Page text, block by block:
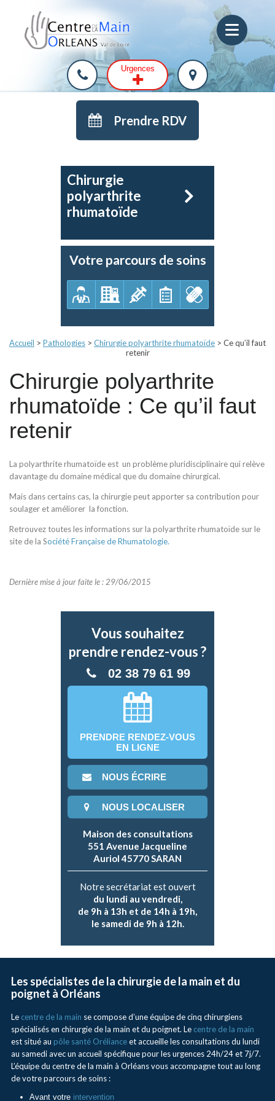
Urgences
Prendre RDV
Chirurgie
polyarthrite
rhumatoïde
Votre parcours de soins
Accueil > Pathologies > Chirurgie polyarthrite rhumatoïde > Ce qu’il faut
retenir
Chirurgie polyarthrite
rhumatoïde : Ce qu’il faut
retenir
La polyarthrite rhumatoïde est un problème pluridisciplinaire qui relève
davantage du domaine médical que du domaine chirurgical.
Mais dans certains cas, la chirurgie peut apporter sa contribution pour
soulager et améliorer la fonction.
Retrouvez toutes les informations sur la polyarthrite rhumatoïde sur le
site de la Société Française de Rhumatologie.
Dernière mise à jour faite le : 29/06/2015
Vous souhaitez
prendre rendez-vous ?
02 38 79 61 99
PRENDRE RENDEZ-VOUS
EN LIGNE
NOUS ÉCRIRE
NOUS LOCALISER
Maison des consultations
551 Avenue Jacqueline
Auriol 45770 SARAN
Notre secrétariat est ouvert
du lundi au vendredi,
de 9h à 13h et de 14h à 19h,
le samedi de 9h à 12h.
Les spécialistes de la chirurgie de la main et du
poignet à Orléans
Le centre de la main se compose d’une équipe de cinq chirurgiens
spécialisés en chirurgie de la main et du poignet. Le centre de la main
est situé au pôle santé Orélianceet accueille les consultations du lundi
au samedi avec un accueil spécifique pour les urgences 24h/24 et 7j/7.
L’équipe du centre de la main à Orléans vous accompagne tout au long
de votre parcours de soins :
Avant votre intervention